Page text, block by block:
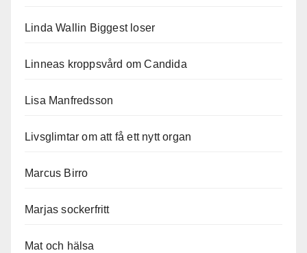
Linda Wallin Biggest loser
Linneas kroppsvård om Candida
Lisa Manfredsson
Livsglimtar om att få ett nytt organ
Marcus Birro
Marjas sockerfritt
Mat och hälsa